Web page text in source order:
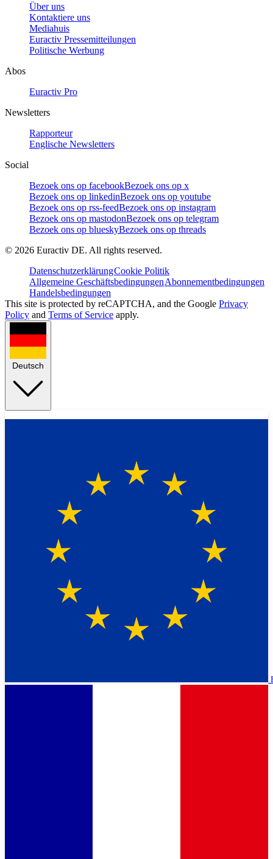
Über uns
Kontaktiere uns
Mediahuis
Euractiv Pressemitteilungen
Politische Werbung
Abos
Euractiv Pro
Newsletters
Rapporteur
Englische Newsletters
Social
Bezoek ons op facebookBezoek ons op x
Bezoek ons op linkedinBezoek ons op youtube
Bezoek ons op rss-feedBezoek ons op instagram
Bezoek ons op mastodonBezoek ons op telegram
Bezoek ons op blueskyBezoek ons op threads
© 2026 Euractiv DE. All rights reserved.
DatenschutzerklärungCookie Politik
Allgemeine GeschäftsbedingungenAbonnementbedingungen
Handelsbedingungen
This site is protected by reCAPTCHA, and the Google Privacy
Policy and Terms of Service apply.
Deutsch